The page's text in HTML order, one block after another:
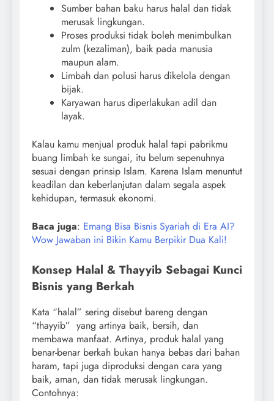
Sumber bahan baku harus halal dan tidak
merusak lingkungan.
Proses produksi tidak boleh menimbulkan
zulm (kezaliman), baik pada manusia
maupun alam.
Limbah dan polusi harus dikelola dengan
bijak.
Karyawan harus diperlakukan adil dan
layak.
Kalau kamu menjual produk halal tapi pabrikmu
buang limbah ke sungai, itu belum sepenuhnya
sesuai dengan prinsip Islam. Karena Islam menuntut
keadilan dan keberlanjutan dalam segala aspek
kehidupan, termasuk ekonomi.
Baca juga: Emang Bisa Bisnis Syariah di Era AI?
Wow Jawaban ini Bikin Kamu Berpikir Dua Kali!
Konsep Halal & Thayyib Sebagai Kunci
Bisnis yang Berkah
Kata “halal” sering disebut bareng dengan
“thayyib” yang artinya baik, bersih, dan
membawa manfaat. Artinya, produk halal yang
benar-benar berkah bukan hanya bebas dari bahan
haram, tapi juga diproduksi dengan cara yang
baik, aman, dan tidak merusak lingkungan.
Contohnya: